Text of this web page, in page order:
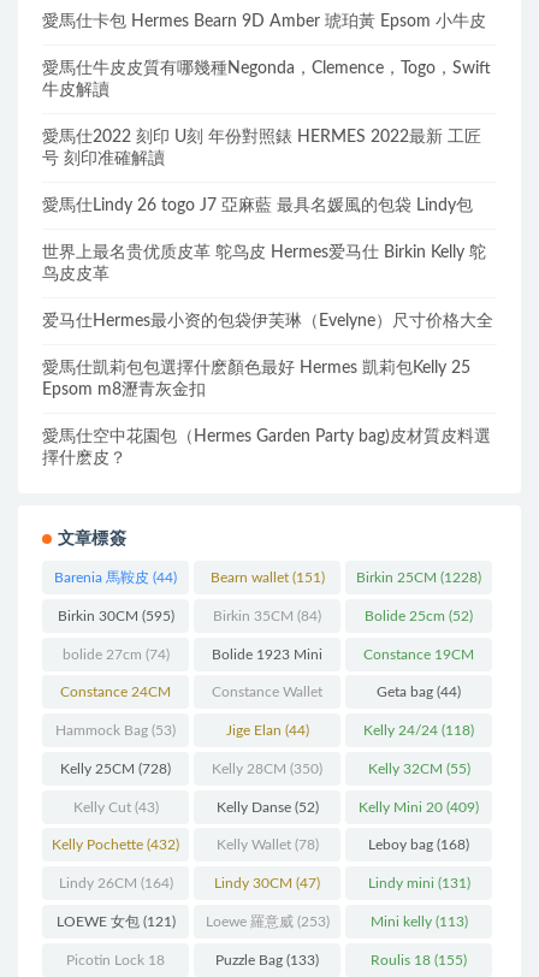
愛馬仕卡包 Hermes Bearn 9D Amber 琥珀黃 Epsom 小牛皮
愛馬仕牛皮皮質有哪幾種Negonda，Clemence，Togo，Swift
牛皮解讀
愛馬仕2022 刻印 U刻 年份對照錶 HERMES 2022最新 工匠
号 刻印准確解讀
愛馬仕Lindy 26 togo J7 亞麻藍 最具名媛風的包袋 Lindy包
世界上最名贵优质皮革 鸵鸟皮 Hermes爱马仕 Birkin Kelly 鸵
鸟皮皮革
爱马仕Hermes最小资的包袋伊芙琳（Evelyne）尺寸价格大全
愛馬仕凱莉包包選擇什麽顏色最好 Hermes 凱莉包Kelly 25
Epsom m8瀝青灰金扣
愛馬仕空中花園包（Hermes Garden Party bag)皮材質皮料選
擇什麽皮？
文章標簽
Barenia 馬鞍皮 (44) Bearn wallet(151) Birkin 25CM (1228)
Birkin 30CM (595) Birkin 35CM (84) Bolide 25cm (52)
bolide 27cm (74) Bolide 1923 Mini
(93)
Constance 19CM
(571)
Constance 24CM
(216)
Constance Wallet
(60)
Geta bag (44)
Hammock Bag (53) Jige Elan (44) Kelly 24/24 (118)
Kelly 25CM (728) Kelly 28CM (350) Kelly 32CM (55)
Kelly Cut(43) Kelly Danse(52) Kelly Mini 20 (409)
Kelly Pochette (432) Kelly Wallet(78) Leboy bag (168)
Lindy 26CM (164) Lindy 30CM (47) Lindy mini (131)
LOEWE 女包(121) Loewe 羅意威(253) Mini kelly(113)
Picotin Lock 18 Puzzle Bag (133) Roulis 18 (155)